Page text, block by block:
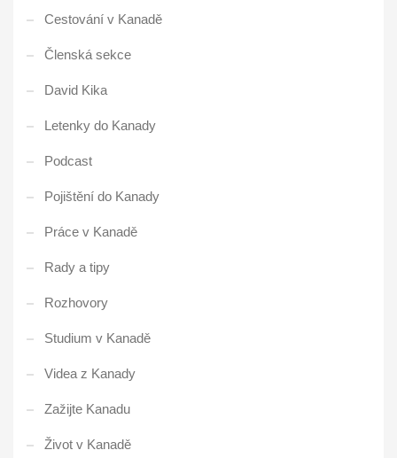
Cestování v Kanadě
Členská sekce
David Kika
Letenky do Kanady
Podcast
Pojištění do Kanady
Práce v Kanadě
Rady a tipy
Rozhovory
Studium v Kanadě
Videa z Kanady
Zažijte Kanadu
Život v Kanadě